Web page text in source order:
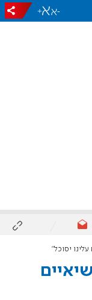
-
+
יסוכל"